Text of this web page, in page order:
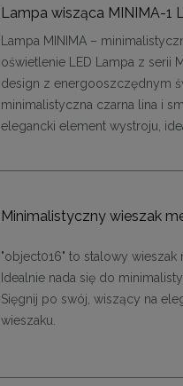
Lampa wisząca MINIMA-1
Lampa MINIMA –
oświetlenie LED Lampa z serii
design z energooszczędnym
minimalistyczna czarna lina i
elegancki element wystroju,
Minimalistyczny wieszak
"object016" to stalowy
Idealnie nada się do
Sięgnij po swój, wiszący na
wieszaku.